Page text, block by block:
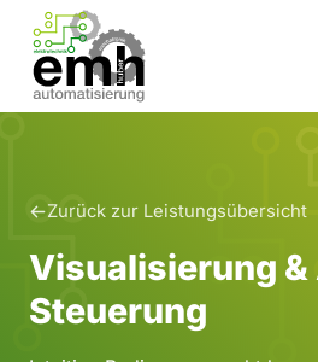
Inhalt
springen
Zurück zur Leistungsübersicht
Visualisierung &
Steuerung